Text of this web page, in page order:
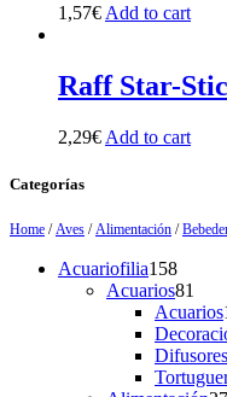
1,57€ Add to cart
Raff Star-
2,29€ Add to cart
Categorías
Home /Aves /Alimentación /
Acuariofilia158158
Acuarios81
Acuarios